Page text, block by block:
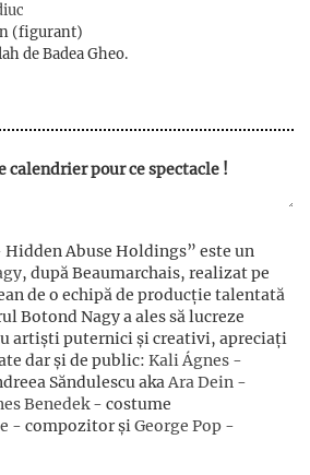
(figurant)
de Badea Gheo.
calendrier pour ce spectacle !
Abuse Holdings” este un
, după Beaumarchais, realizat pe
de o echipă de producție talentată
Botond Nagy a ales să lucreze
artiști puternici și creativi, apreciați
dar și de public: Kali Ágnes -
Săndulescu akaAra Dein -
Benedek- costume
- compozitor șiGeorge Pop -